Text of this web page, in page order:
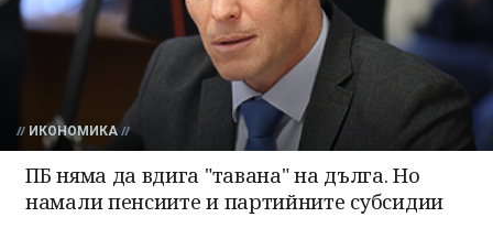
ИКОНОМИКА
ПБ няма да вдига "тавана" на дълга. Но
намали пенсиите и партийните субсидии